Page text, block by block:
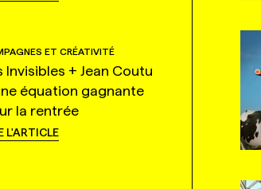
ET CRÉATIVITÉ
Invisibles + Jean Coutu
équation gagnante
la rentrée
L'ARTICLE